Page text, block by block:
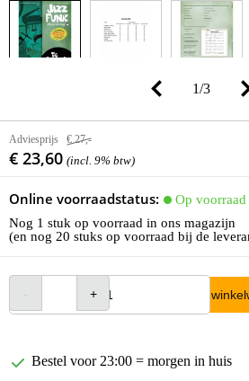
1/3
Adviesprijs € 27,-
€ 23,60 (incl. 9% btw)
Online voorraadstatus:
Op voorraad
Nog 1 stuk op voorraad in ons magazijn
(en nog 20 stuks op voorraad bij de
In
Bestel voor 23:00 = morgen in huis